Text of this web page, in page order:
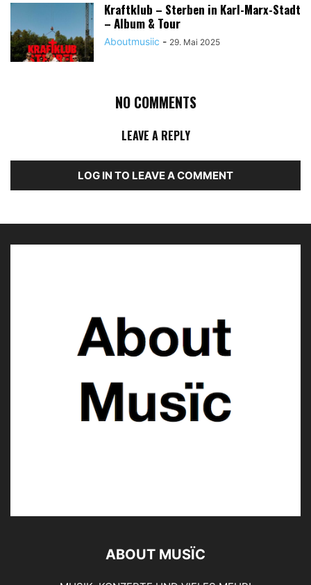
Kraftklub – Sterben in Karl-Marx-Stadt
– Album & Tour
Aboutmusiic - 29. Mai 2025
NO COMMENTS
LEAVE A REPLY
LOG IN TO LEAVE A COMMENT
ABOUT MUSÏC